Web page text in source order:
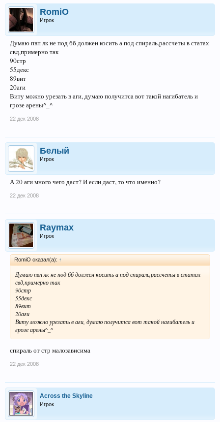
RomiO
Игрок
Думаю пвп лк не под бб должен косить а под спираль,рассчеты в статах
свд,примерно так
90стр
55декс
89вит
20аги
Виту можно урезать в аги, думаю получитса вот такой нагибатель и
грозе арены^_^
22 дек 2008
Белый
Игрок
А 20 аги много чего даст? И если даст, то что именно?
22 дек 2008
Raymax
Игрок
RomiO сказал(а): ↑
Думаю пвп лк не под бб должен косить а под спираль,рассчеты в статах
свд,примерно так
90стр
55декс
89вит
20аги
Виту можно урезать в аги, думаю получитса вот такой нагибатель и
грозе арены^_^
спираль от стр малозависима
22 дек 2008
Across the Skyline
Игрок